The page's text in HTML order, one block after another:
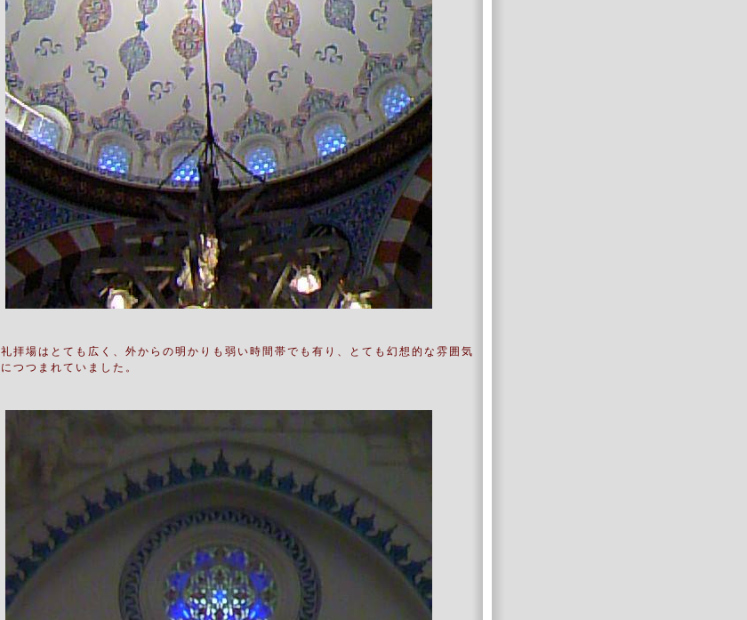
礼拝場はとても広く、外からの明かりも弱い時間帯でも有り、とても幻想的な雰囲気
につつまれていました。